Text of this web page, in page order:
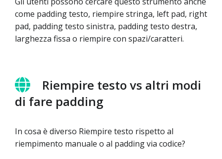
come padding testo, riempire stringa, left pad, right
pad, padding testo sinistra, padding testo destra,
larghezza fissa o riempire con spazi/caratteri.
Riempire testo vs altri modi
di fare padding
In cosa è diverso Riempire testo rispetto al
riempimento manuale o al padding via codice?